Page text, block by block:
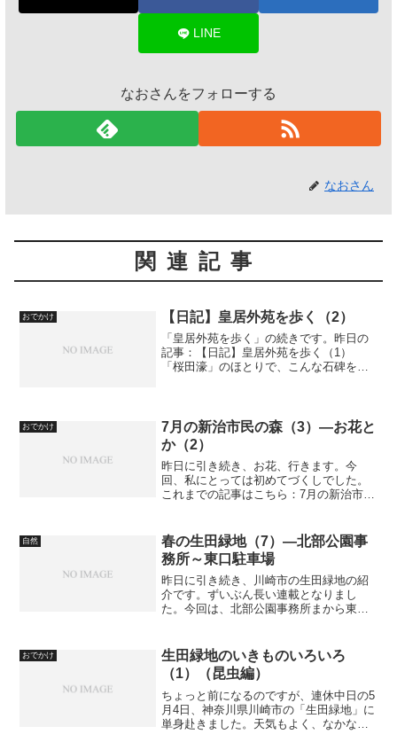
LINE
なおさんをフォローする
なおさん
関連記事
おでかけ 【日記】皇居外苑を歩く（2）
「皇居外苑を歩く」の続きです。昨日の
記事：【日記】皇居外苑を歩く（1）
「桜田濠」のほとりで、こんな石碑を見
おでかけ
7月の新治市民の森（3）―お花と
か（2）
昨日に引き続き、お花、行きます。今
回、私にとっては初めてづくしでした。
これまでの記事はこちら：7月の新治市民
介はこちら。田んぼは青々と。浮き草も
大量でしたが。この...
自然
春の生田緑地（7）―北部公園事
務所～東口駐車場
昨日に引き続き、川崎市の生田緑地の紹
介です。ずいぶん長い連載となりまし
た。今回は、北部公園事務所まから東口
地（2）―枡形山～飯室山 春の生田緑地
（3）―飯室山～長者穴...
おでかけ
生田緑地のいきものいろいろ
（1）（昆虫編）
ちょっと前になるのですが、連休中日の5
月4日、神奈川県川崎市の「生田緑地」に
単身赴きました。天気もよく、なかなか